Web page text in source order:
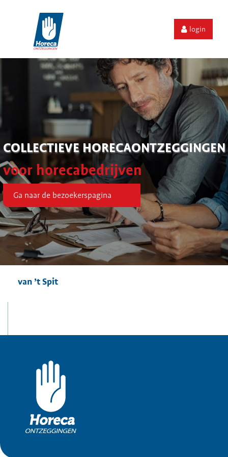
login
COLLECTIEVE HORECAONTZEGGINGEN
voor horecabedrijven
Ga naar de bezoekerspagina
van ’t Spit